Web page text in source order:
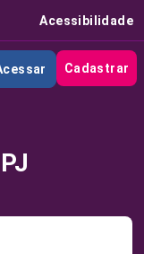
Acessibilidade
Cadastrar